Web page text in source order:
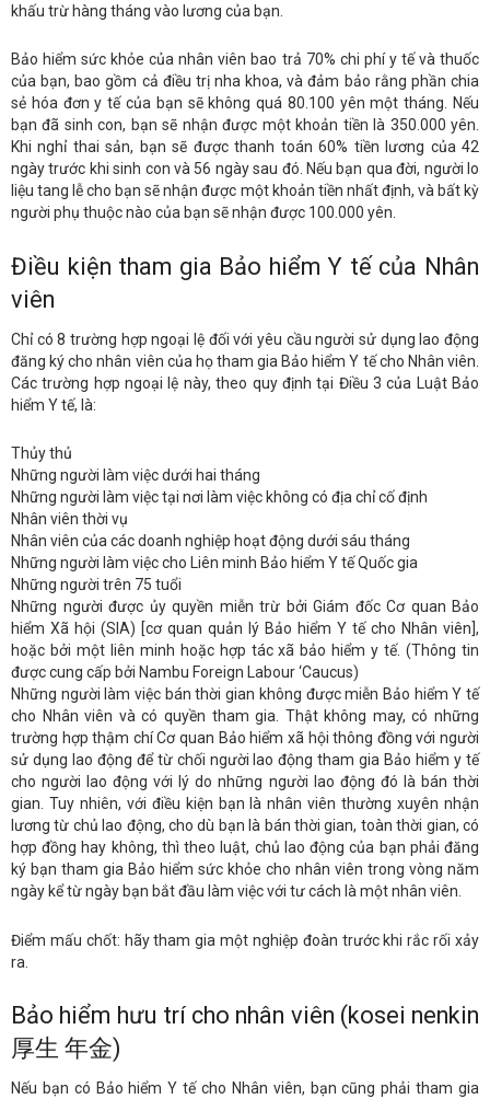
khấu trừ hàng tháng vào lương của bạn.
Bảo hiểm sức khỏe của nhân viên bao trả 70% chi phí y tế và thuốc
của bạn, bao gồm cả điều trị nha khoa, và đảm bảo rằng phần chia
sẻ hóa đơn y tế của bạn sẽ không quá 80.100 yên một tháng. Nếu
bạn đã sinh con, bạn sẽ nhận được một khoản tiền là 350.000 yên.
Khi nghỉ thai sản, bạn sẽ được thanh toán 60% tiền lương của 42
ngày trước khi sinh con và 56 ngày sau đó. Nếu bạn qua đời, người lo
liệu tang lễ cho bạn sẽ nhận được một khoản tiền nhất định, và bất kỳ
người phụ thuộc nào của bạn sẽ nhận được 100.000 yên.
Điều kiện tham gia Bảo hiểm Y tế của Nhân
viên
Chỉ có 8 trường hợp ngoại lệ đối với yêu cầu người sử dụng lao động
đăng ký cho nhân viên của họ tham gia Bảo hiểm Y tế cho Nhân viên.
Các trường hợp ngoại lệ này, theo quy định tại Điều 3 của Luật Bảo
hiểm Y tế, là:
Thủy thủ
Những người làm việc dưới hai tháng
Những người làm việc tại nơi làm việc không có địa chỉ cố định
Nhân viên thời vụ
Nhân viên của các doanh nghiệp hoạt động dưới sáu tháng
Những người làm việc cho Liên minh Bảo hiểm Y tế Quốc gia
Những người trên 75 tuổi
Những người được ủy quyền miễn trừ bởi Giám đốc Cơ quan Bảo
hiểm Xã hội (SIA) [cơ quan quản lý Bảo hiểm Y tế cho Nhân viên],
hoặc bởi một liên minh hoặc hợp tác xã bảo hiểm y tế. (Thông tin
được cung cấp bởi Nambu Foreign Labour ‘Caucus)
Những người làm việc bán thời gian không được miễn Bảo hiểm Y tế
cho Nhân viên và có quyền tham gia. Thật không may, có những
trường hợp thậm chí Cơ quan Bảo hiểm xã hội thông đồng với người
sử dụng lao động để từ chối người lao động tham gia Bảo hiểm y tế
cho người lao động với lý do những người lao động đó là bán thời
gian. Tuy nhiên, với điều kiện bạn là nhân viên thường xuyên nhận
lương từ chủ lao động, cho dù bạn là bán thời gian, toàn thời gian, có
hợp đồng hay không, thì theo luật, chủ lao động của bạn phải đăng
ký bạn tham gia Bảo hiểm sức khỏe cho nhân viên trong vòng năm
ngày kể từ ngày bạn bắt đầu làm việc với tư cách là một nhân viên.
Điểm mấu chốt: hãy tham gia một nghiệp đoàn trước khi rắc rối xảy
ra.
Bảo hiểm hưu trí cho nhân viên (kosei nenkin
厚生 年金)
Nếu bạn có Bảo hiểm Y tế cho Nhân viên, bạn cũng phải tham gia